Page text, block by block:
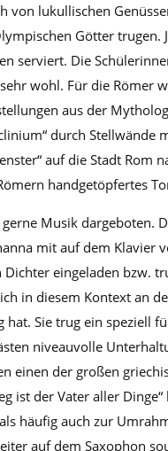
von lukullischen
Götter trugen.
serviert. Die
wohl. Für die Römer
aus der
durch Stellwände
auf die Stadt Rom
handgetöpfertes
Musik dargeboten.
mit auf dem Klavier
eingeladen bzw.
in diesem Kontext an
Sie trug ein speziell
niveauvolle
einen der großen
ist der Vater aller
häufig auch zur
auf dem Saxophon